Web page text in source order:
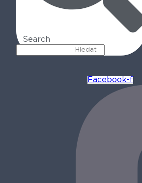
Search
Facebook-f